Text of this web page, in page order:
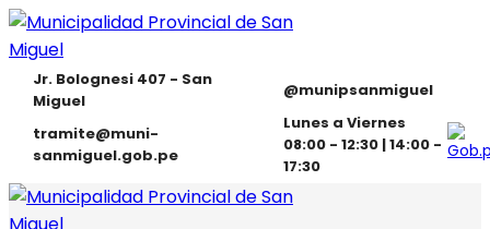
Jr. Bolognesi 407 - San
Miguel
@munipsanmiguel
tramite@muni-
sanmiguel.gob.pe
Lunes a Viernes
08:00 - 12:30 | 14:00 -
17:30